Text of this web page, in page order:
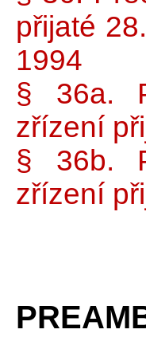
přijaté
1994
§ 36a.
zřízení
§ 36b.
zřízení